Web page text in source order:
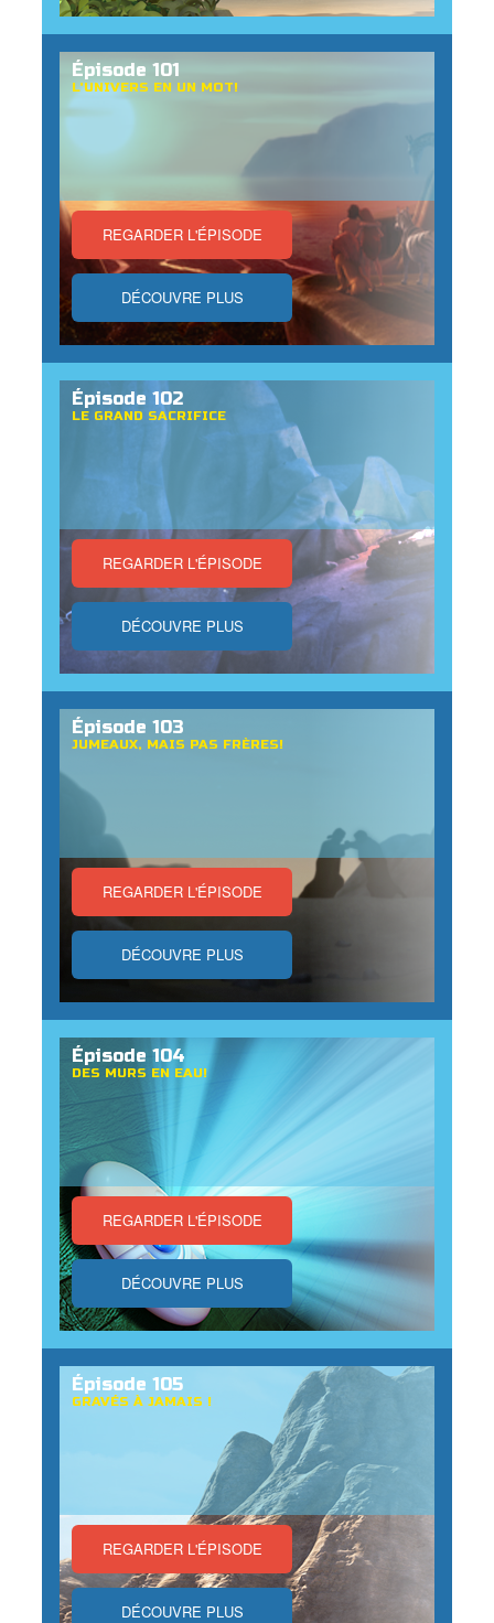
de langue
Épisode 101
L'UNIVERS EN UN MOT!
REGARDER L'ÉPISODE
DÉCOUVRE PLUS
Épisode 102
LE GRAND SACRIFICE
REGARDER L'ÉPISODE
DÉCOUVRE PLUS
Épisode 103
JUMEAUX, MAIS PAS FRÈRES!
REGARDER L'ÉPISODE
DÉCOUVRE PLUS
Épisode 104
DES MURS EN EAU!
REGARDER L'ÉPISODE
DÉCOUVRE PLUS
Épisode 105
GRAVÉS À JAMAIS !
REGARDER L'ÉPISODE
DÉCOUVRE PLUS